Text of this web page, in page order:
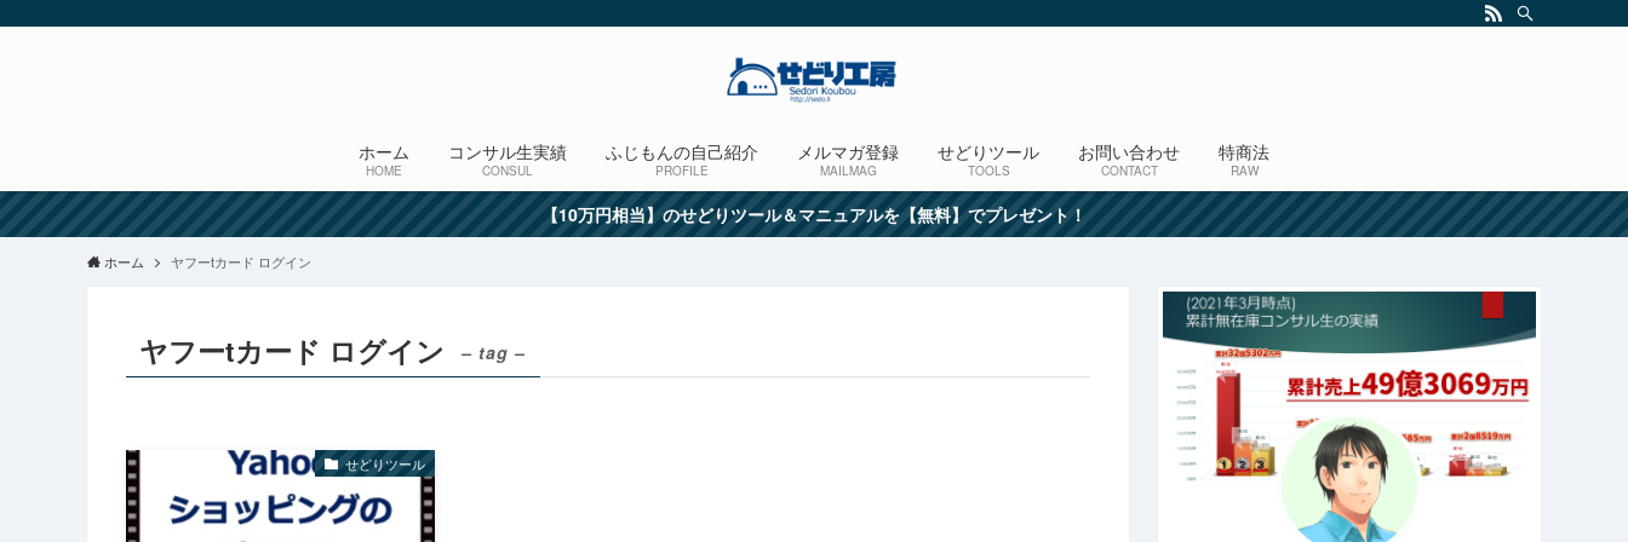
ホーム
HOME
コンサル生実績
CONSUL
ふじもんの自己紹介
PROFILE
メルマガ登録
MAILMAG
せどりツール
TOOLS
お問い合わせ
CONTACT
特商法
RAW
【10万円相当】のせどりツール＆マニュアルを【無料】でプレゼント！
ホーム ヤフーtカード ログイン
ヤフーtカード ログイン – tag –
せどりツール